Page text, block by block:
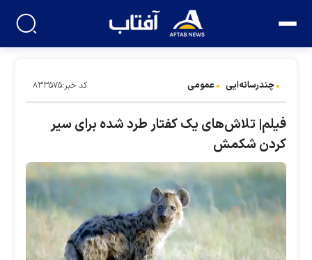
چندرسانه‌ایی عمومی کد خبر:۸۳۳۵۷۵
فیلم| تلاش‌های یک کفتار طرد شده برای سیر
کردن شکمش